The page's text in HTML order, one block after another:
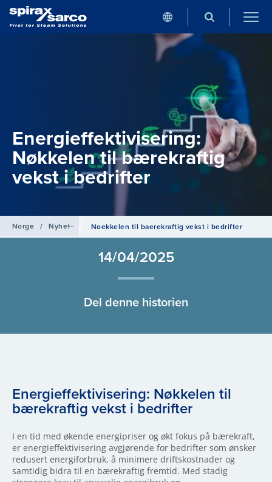
Energieffektivisering:
Nøkkelen til bærekraftig
vekst i bedrifter
Norge / Nyheter Noekkelen til baerekraftig vekst i bedrifter
14/04/2025
Del denne historien
Energieffektivisering: Nøkkelen til
bærekraftig vekst i bedrifter
I en tid med økende energipriser og økt fokus på bærekraft,
er energieffektivisering avgjørende for bedrifter som ønsker
redusert energiforbruk, å minimere driftskostnader og
samtidig bidra til en bærekraftig fremtid. Med stadig